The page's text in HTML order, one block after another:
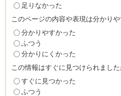
足りなかった
このページの内容や表現は分かり
分かりやすかった
ふつう
分かりにくかった
この情報はすぐに見つけられました
すぐに見つかった
ふつう